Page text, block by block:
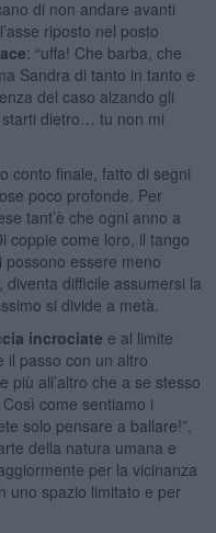
di non andare avanti
riposto nel posto
: “uffa! Che barba, che
Sandra di tanto in tanto e
del caso alzando gli
dietro… tu non mi
conto finale, fatto di segni
poco profonde. Per
tant’è che ogni anno a
coppie come loro, il tango
essere meno
difficile assumersi la
si divide a metà.
incrociate e al limite
il passo con un altro
più all’altro che a se stesso
come sentiamo i
solo pensare a ballare!”.
della natura umana e
per la vicinanza
uno spazio limitato e per